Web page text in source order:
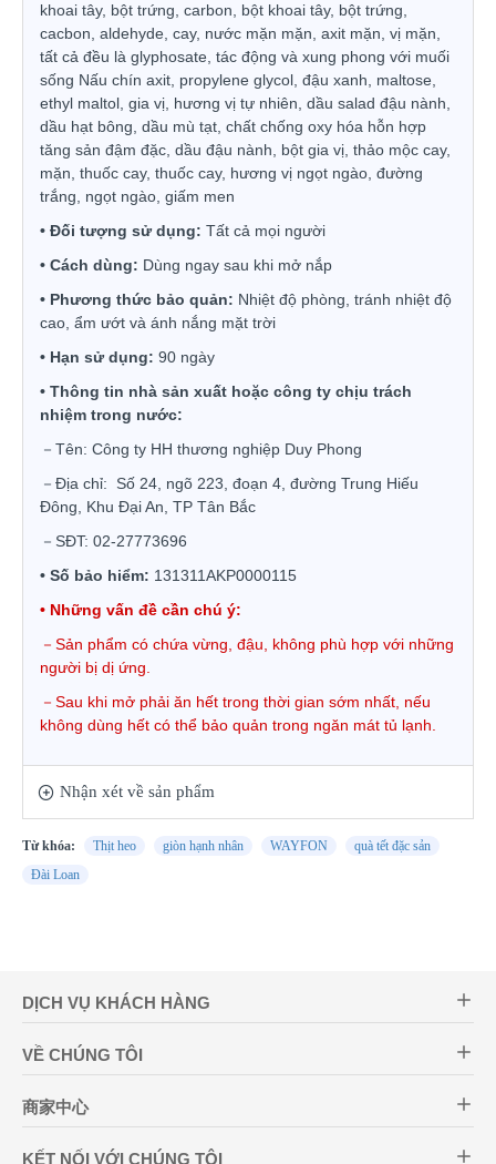
khoai tây, bột trứng, carbon, bột khoai tây, bột trứng,
cacbon, aldehyde, cay, nước mặn mặn, axit mặn, vị mặn,
tất cả đều là glyphosate, tác động và xung phong với muối
sống Nấu chín axit, propylene glycol, đậu xanh, maltose,
ethyl maltol, gia vị, hương vị tự nhiên, dầu salad đậu nành,
dầu hạt bông, dầu mù tạt, chất chống oxy hóa hỗn hợp
tăng sản đậm đặc, dầu đậu nành, bột gia vị, thảo mộc cay,
mặn, thuốc cay, thuốc cay, hương vị ngọt ngào, đường
trắng, ngọt ngào, giấm men
• Đối tượng sửdụng: Tất cả mọi người
• Cách dùng: Dùng ngay sau khi mở nắp
• Phương thức bảo quản: Nhiệt độ phòng, tránh nhiệt độ
cao, ẩm ướt và ánh nắng mặt trời
• Hạn sửdụng: 90 ngày
• Thông tin nhà sản xuất hoặc công ty chịu trách
nhiệm trong nước:
－Tên: Công ty HH thương nghiệp Duy Phong
－Địa chỉ: Số 24, ngõ 223, đoạn 4, đường Trung Hiếu
Đông, Khu Đại An, TP Tân Bắc
－SĐT: 02-27773696
• Số bảo hiểm: 131311AKP0000115
• Những vấn đề cần chú ý:
－Sản phẩm có chứa vừng, đậu, không phù hợp với những
người bị dị ứng.
－Sau khi mở phải ăn hết trong thời gian sớm nhất, nếu
không dùng hết có thể bảo quản trong ngăn mát tủ lạnh.
Nhận xét về sản phẩm
Từ khóa: Thịt heo giòn hạnh nhân WAYFON
quà tết đặc sản
Đài Loan
DỊCH VỤ KHÁCH HÀNG
VỀ CHÚNG TÔI
商家中心
KẾT NỐI VỚI CHÚNG TÔI